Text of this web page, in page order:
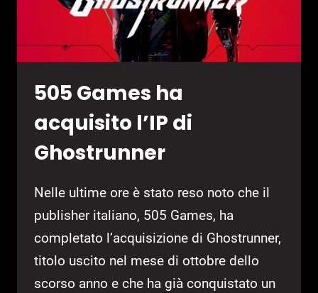
505 Games ha
acquisito l’IP di
Ghostrunner
Nelle ultime ore è stato reso noto che il
publisher italiano, 505 Games, ha
completato l’acquisizione di Ghostrunner,
titolo uscito nel mese di ottobre dello
scorso anno e che ha già conquistato un